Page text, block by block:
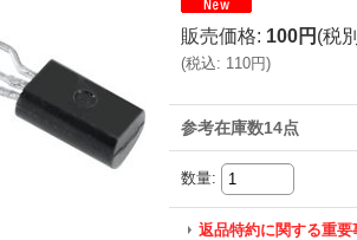
販売価格: 100円 (税
(税込: 110円)
参考在庫数14点
数量:
返品特約に関する重要